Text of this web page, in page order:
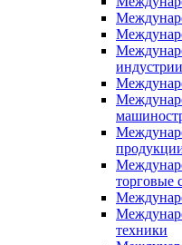
торговые
техники